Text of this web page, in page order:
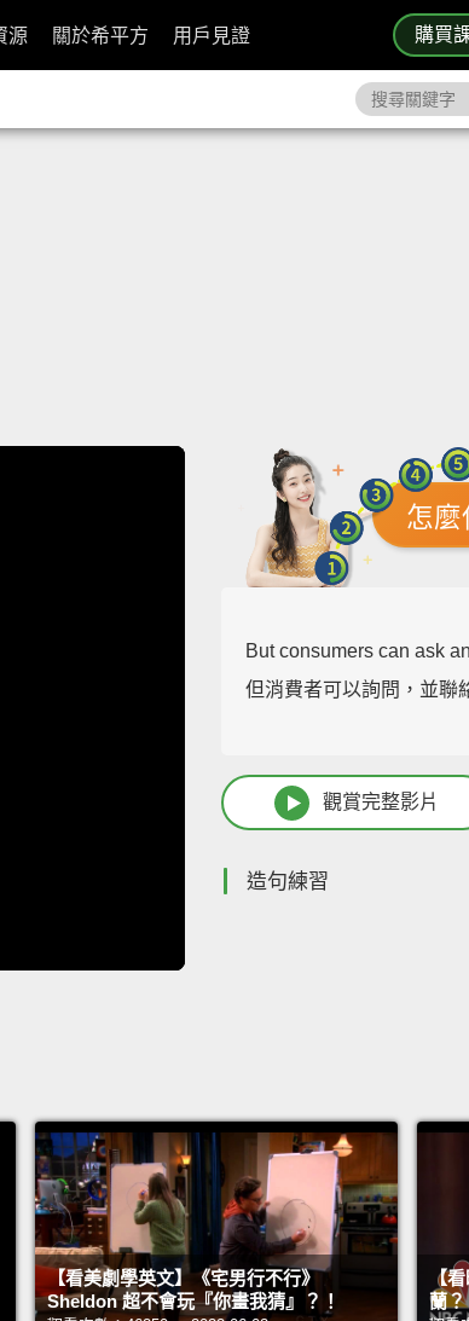
購買
源 關於希平方 用戶見證
怎麼
But consumers can ask
但消費者可以詢問，並聯
觀賞完整影片
造句練習
【看美劇學英文】《宅男行不行》
Sheldon 超不會玩『你畫我猜』？！
【
蘭？